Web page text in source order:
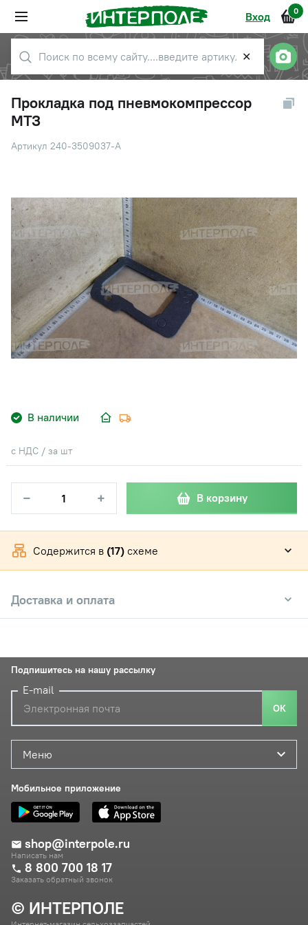
Вход 0
✕
Прокладка под пневмокомпрессор
МТЗ
Артикул 240-3509037-А
В наличии
с НДС / за шт
− + В корзину
Содержится в (17) схеме
Доставка и оплата
© ИНТЕРПОЛЕ
Меню
Мобильное приложение
shop@interpole.ru
Написать нам
8 800 700 18 17
Заказать обратный звонок
Подпишитесь на нашу рассылку
E-mail
ОК